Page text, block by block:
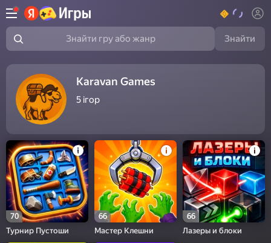
Знайти гру або жанр Знайти
Karavan Games
5 ігор
70
Турнир Пустоши
66
Мастер Клешни
66
Лазеры и блоки